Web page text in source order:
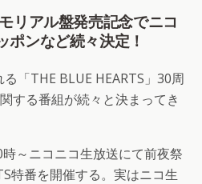
メモリアル盤発売記念でニコ
ポンなど続々決定！
「THE BLUE HEARTS」30周
する番組が続々と決まってき
～ニコニコ生放送にて前夜祭
特番を開催する。実はニコ生